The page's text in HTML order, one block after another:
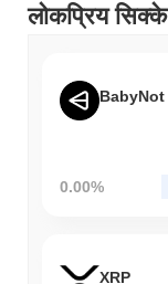
लोकप्रिय सिक्के
BabyNot
0.00%
XRP